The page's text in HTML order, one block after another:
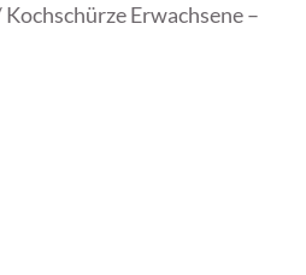
Kochschürze Erwachsene –